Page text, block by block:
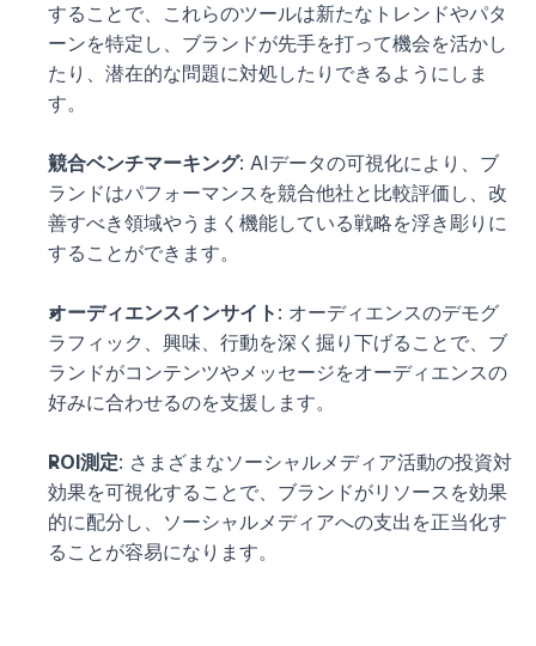
することで、これらのツールは新たなトレンドやパタ
ーンを特定し、ブランドが先手を打って機会を活かし
たり、潜在的な問題に対処したりできるようにしま
す。
競合ベンチマーキング: AIデータの可視化により、ブ
ランドはパフォーマンスを競合他社と比較評価し、改
善すべき領域やうまく機能している戦略を浮き彫りに
することができます。
オーディエンスインサイト : オーディエンスのデモグ
ラフィック、興味、行動を深く掘り下げることで、ブ
ランドがコンテンツやメッセージをオーディエンスの
好みに合わせるのを支援します。
ROI測定: さまざまなソーシャルメディア活動の投資対
効果を可視化することで、ブランドがリソースを効果
的に配分し、ソーシャルメディアへの支出を正当化す
ることが容易になります。